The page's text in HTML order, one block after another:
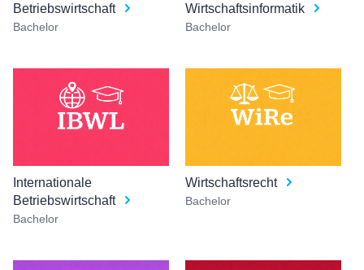
Betriebswirtschaft
Bachelor
Wirtschaftsinformatik
Bachelor
Internationale
Betriebswirtschaft
Bachelor
Wirtschaftsrecht
Bachelor